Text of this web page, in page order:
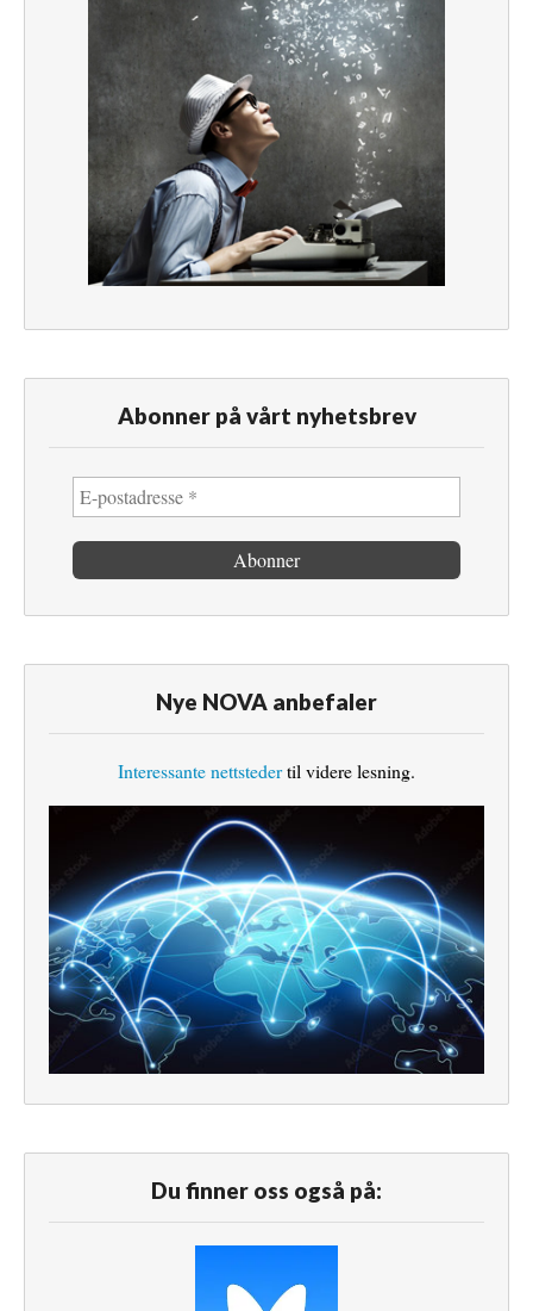
Abonner på vårt nyhetsbrev
Nye NOVA anbefaler
Interessante nettstedertil videre lesning.
Du finner oss også på: